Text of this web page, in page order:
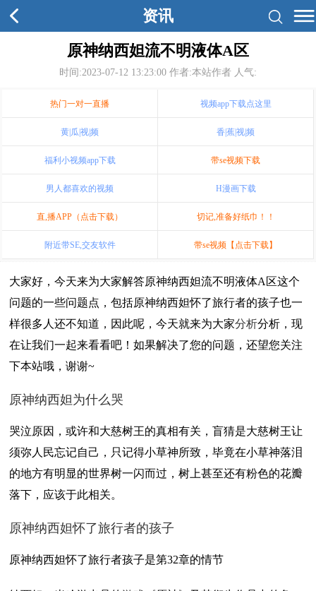
资讯
原神纳西妲流不明液体A区
时间:2023-07-12 13:23:00 作者:本站作者 人气:
热门一对一直播 视频app下载点这里
黄|瓜|视|频 香|蕉|视|频
福利小视频app下载 带se视频下载
男人都喜欢的视频 H漫画下载
直,播APP（点击下载） 切记,准备好纸巾！！
附近带SE,交友软件 带se视频【点击下载】
大家好，今天来为大家解答原神纳西妲流不明液体A区这个
问题的一些问题点，包括原神纳西妲怀了旅行者的孩子也一
样很多人还不知道，因此呢，今天就来为大家分析分析，现
在让我们一起来看看吧！如果解决了您的问题，还望您关注
下本站哦，谢谢~
原神纳西妲为什么哭
哭泣原因，或许和大慈树王的真相有关，盲猜是大慈树王让
须弥人民忘记自己，只记得小草神所致，毕竟在小草神落泪
的地方有明显的世界树一闪而过，树上甚至还有粉色的花瓣
落下，应该于此相关。
原神纳西妲怀了旅行者的孩子
原神纳西妲怀了旅行者孩子是第32章的情节